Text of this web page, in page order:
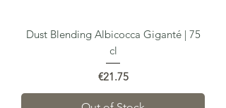
Dust Blending Albicocca Giganté | 75
cl
Price
€21.75